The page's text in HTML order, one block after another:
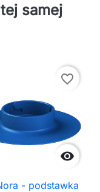
samej

favorite_border
- podstawka